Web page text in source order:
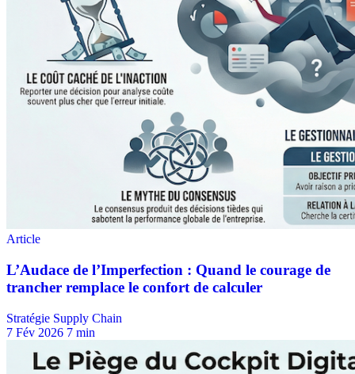
Stratégie Supply Chain
7 Fév 2026 7 min